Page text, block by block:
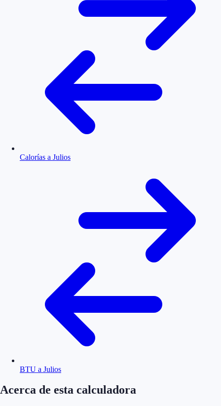
Calorías a Julios
BTU a Julios
Acerca de esta calculadora